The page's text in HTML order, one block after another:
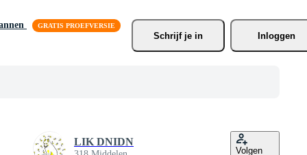
Schrijf je in Inloggen
LIK DNIDN
Volgen